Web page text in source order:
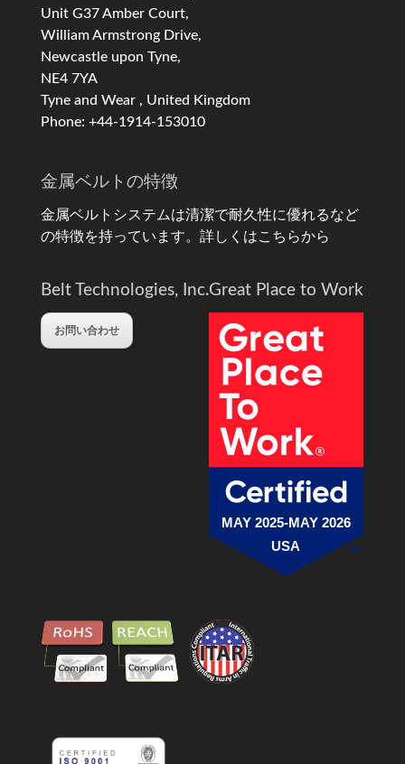
Unit G37 Amber Court,
William Armstrong Drive,
Newcastle upon Tyne,
NE4 7YA
Tyne and Wear , United Kingdom
Phone: +44-1914-153010
金属ベルトの特徴
金属ベルトシステムは清潔で耐久性に優れるなど
の特徴を持っています。 詳しくはこちらから
Belt Technologies, Inc.
お問い合わせ
Great Place to Work
MAY 2025-MAY 2026
USA